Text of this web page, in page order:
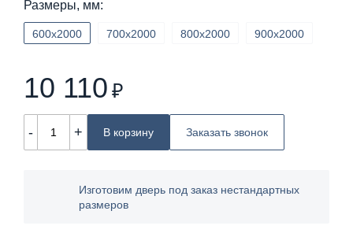
Размеры, мм:
600х2000 700х2000 800х2000 900х2000
10 110 ₽
- + В корзину Заказать звонок
Изготовим дверь под заказ нестандартных
размеров